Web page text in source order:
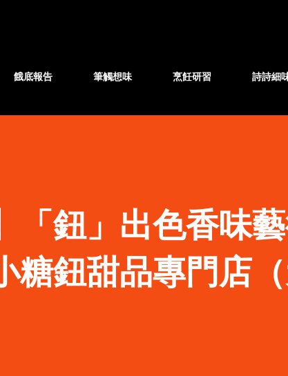
餓底報告 筆觸想味 烹飪研習 詩詩細
「鈕」出色香味
糖鈕甜品專門店